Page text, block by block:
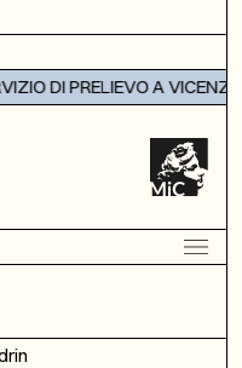
DI PRELIEVO A VICENZA